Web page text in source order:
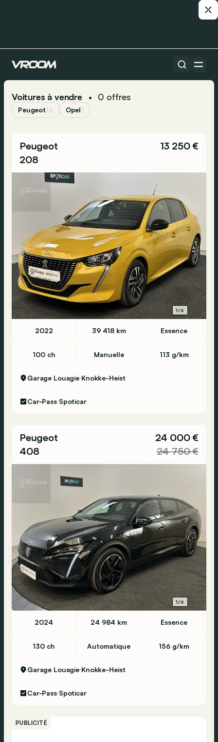
Voitures à vendre • 0 offres
Peugeot16 Opel1
Peugeot
208
13 250 €
1/6
2022 39 418 km Essence
100 ch Manuelle 113 g/km
Garage Louagie Knokke-Heist
Car-Pass Spoticar
Peugeot
408
24 000 €
24 750 €
1/6
2024 24 984 km Essence
130 ch Automatique 156 g/km
Garage Louagie Knokke-Heist
Car-Pass Spoticar
PUBLICITÉ